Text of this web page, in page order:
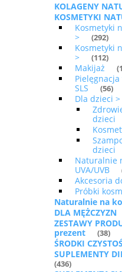
KOLAGENY
KOSMETYKI
Kosmetyki
>
(292)
Kosmetyki
>
(112)
Makijaż
Pielęgnacja
SLS
(56)
Dla dzieci >
dzieci
dzieci
Naturalnie
UVA/UVB
Akcesoria
Próbki
Naturalnie na
DLA MĘŻCZYZN
ZESTAWY
prezent
(38)
ŚRODKI
SUPLEMENTY
(436)